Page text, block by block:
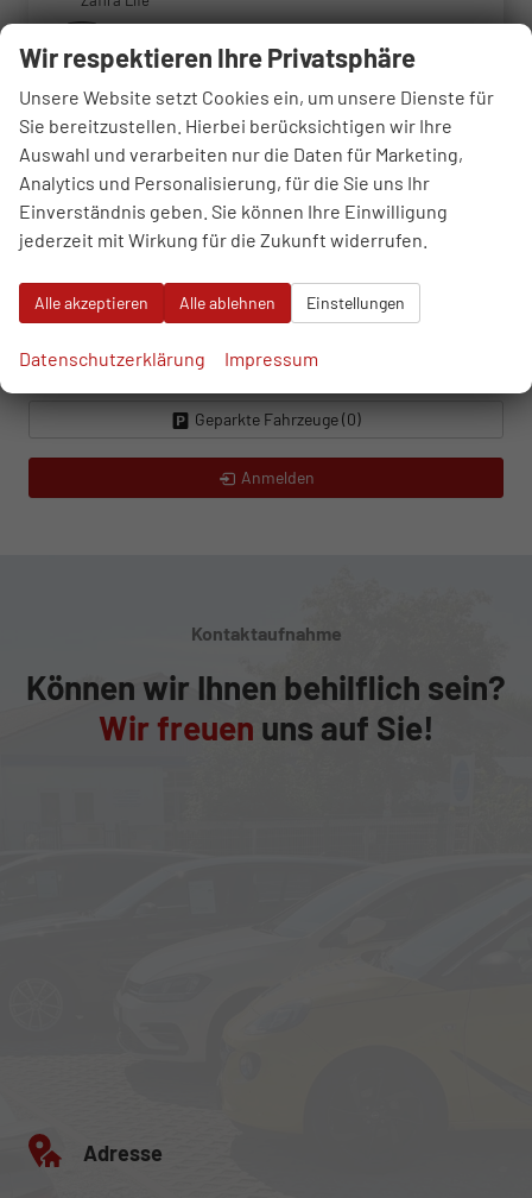
Renault
Seat
Skoda
Suzuki
Tesla
Volkswagen
Geparkte Fahrzeuge (0)
Anmelden
Kontaktaufnahme
Können wir Ihnen behilflich sein?
Wir freuen uns auf Sie!
Adresse
Wir respektieren Ihre Privatsphäre
Unsere Website setzt Cookies ein, um unsere Dienste für
Sie bereitzustellen. Hierbei berücksichtigen wir Ihre
Auswahl und verarbeiten nur die Daten für Marketing,
Analytics und Personalisierung, für die Sie uns Ihr
Einverständnis geben. Sie können Ihre Einwilligung
jederzeit mit Wirkung für die Zukunft widerrufen.
Alle akzeptieren Alle ablehnen Einstellungen
Datenschutzerklärung Impressum